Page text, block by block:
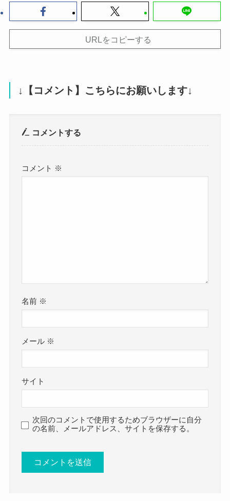
URLをコピーする
↓【コメント】こちらにお願いします↓
コメントする
コメント ※
名前 ※
メール ※
サイト
次回のコメントで使用するためブラウザーに自分
の名前、メールアドレス、サイトを保存する。